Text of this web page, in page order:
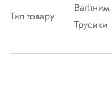
Тип товару
Трусики